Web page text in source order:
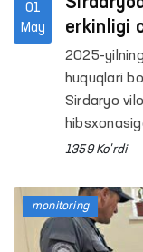
01
May
erkinligi
2025-
huquqlari
Sirdaryo
Tashrif
ovqat
foydalanish
etilgan
1359 Ko'rdi
monitoring